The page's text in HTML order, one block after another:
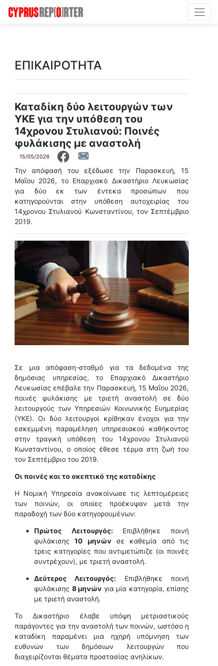
ΕΠΙΚΑΙΡΟΤΗΤΑ
Καταδίκη δύο λειτουργών των
ΥΚΕ για την υπόθεση του
14χρονου Στυλιανού: Ποινές
φυλάκισης με αναστολή
15/05/2026
Την απόφασή του εξέδωσε την Παρασκευή, 15
Μαΐου 2026, το Επαρχιακό Δικαστήριο Λευκωσίας
για δύο εκ των έντεκα προσώπων που
κατηγορούνται στην υπόθεση αυτοχειρίας του
14χρονου Στυλιανού Κωνσταντίνου, τον Σεπτέμβριο
2019.
Σε μια απόφαση-σταθμό για τα δεδομένα της
δημόσιας υπηρεσίας, το Επαρχιακό Δικαστήριο
Λευκωσίας επέβαλε την Παρασκευή, 15 Μαΐου 2026,
ποινές φυλάκισης με τριετή αναστολή σε δύο
λειτουργούς των Υπηρεσιών Κοινωνικής Ευημερίας
(ΥΚΕ). Οι δύο λειτουργοί κρίθηκαν ένοχοι για την
εσκεμμένη παραμέληση υπηρεσιακού καθήκοντος
στην τραγική υπόθεση του 14χρονου Στυλιανού
Κωνσταντίνου, ο οποίος έθεσε τέρμα στη ζωή του
τον Σεπτέμβριο του 2019.
Οι ποινές και το σκεπτικό της καταδίκης
Η Νομική Υπηρεσία ανακοίνωσε τις λεπτομέρειες
των ποινών, οι οποίες προέκυψαν μετά την
παραδοχή των δύο κατηγορουμένων:
Πρώτος Λειτουργός:Επιβλήθηκε ποινή
φυλάκισης10 μηνών σε καθεμία από τις
τρεις κατηγορίες που αντιμετώπιζε (οι ποινές
συντρέχουν), με τριετή αναστολή.
Δεύτερος Λειτουργός: Επιβλήθηκε ποινή
φυλάκισης 8 μηνών για μία κατηγορία, επίσης
με τριετή αναστολή.
Το Δικαστήριο έλαβε υπόψη μετριαστικούς
παράγοντες για την αναστολή των ποινών, ωστόσο η
καταδίκη παραμένει μια ηχηρή υπόμνηση των
ευθυνών των δημόσιων λειτουργών που
διαχειρίζονται θέματα προστασίας ανηλίκων.